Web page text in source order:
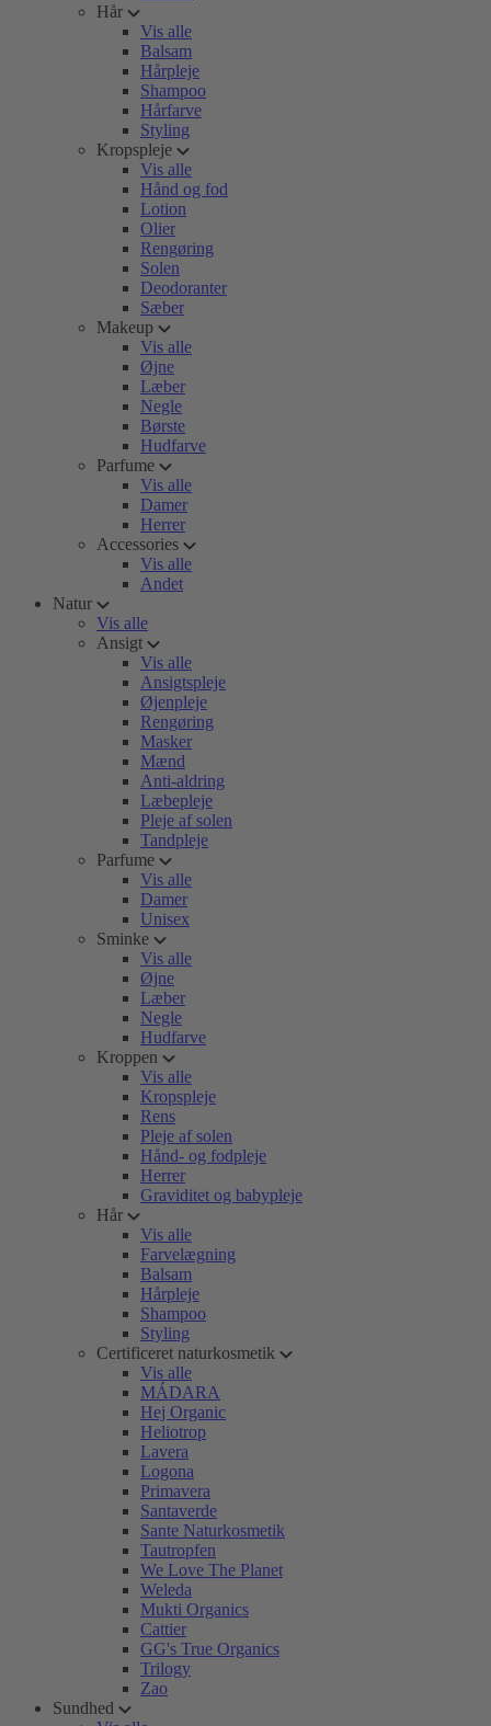
Hår
Vis alle
Balsam
Hårpleje
Shampoo
Hårfarve
Styling
Kropspleje
Vis alle
Hånd og fod
Lotion
Olier
Rengøring
Solen
Deodoranter
Sæber
Makeup
Vis alle
Øjne
Læber
Negle
Børste
Hudfarve
Parfume
Vis alle
Damer
Herrer
Accessories
Vis alle
Andet
Natur
Vis alle
Ansigt
Vis alle
Ansigtspleje
Øjenpleje
Rengøring
Masker
Mænd
Anti-aldring
Læbepleje
Pleje af solen
Tandpleje
Parfume
Vis alle
Damer
Unisex
Sminke
Vis alle
Øjne
Læber
Negle
Hudfarve
Kroppen
Vis alle
Kropspleje
Rens
Pleje af solen
Hånd- og fodpleje
Herrer
Graviditet og babypleje
Hår
Vis alle
Farvelægning
Balsam
Hårpleje
Shampoo
Styling
Certificeret naturkosmetik
Vis alle
MÁDARA
Hej Organic
Heliotrop
Lavera
Logona
Primavera
Santaverde
Sante Naturkosmetik
Tautropfen
We Love The Planet
Weleda
Mukti Organics
Cattier
GG's True Organics
Trilogy
Zao
Sundhed